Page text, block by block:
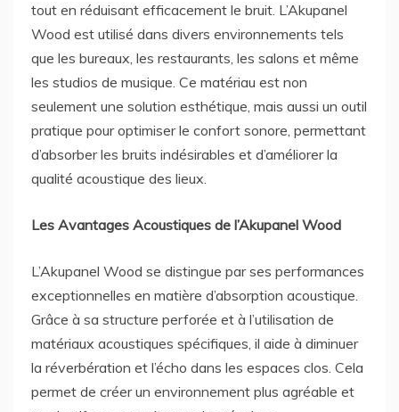
tout en réduisant efficacement le bruit. L’Akupanel
Wood est utilisé dans divers environnements tels
que les bureaux, les restaurants, les salons et même
les studios de musique. Ce matériau est non
seulement une solution esthétique, mais aussi un outil
pratique pour optimiser le confort sonore, permettant
d’absorber les bruits indésirables et d’améliorer la
qualité acoustique des lieux.
Les Avantages Acoustiques de l’Akupanel Wood
L’Akupanel Wood se distingue par ses performances
exceptionnelles en matière d’absorption acoustique.
Grâce à sa structure perforée et à l’utilisation de
matériaux acoustiques spécifiques, il aide à diminuer
la réverbération et l’écho dans les espaces clos. Cela
permet de créer un environnement plus agréable et